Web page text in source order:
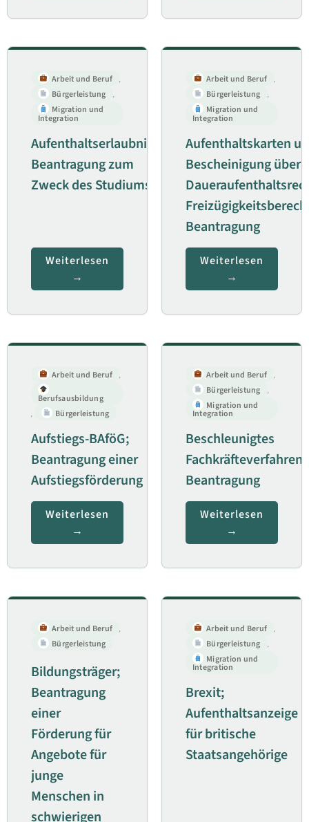
Arbeit und Beruf ,
Bürgerleistung
,
Migration und
Integration
Aufenthaltserlaubnis;
Beantragung zum
Zweck des Studiums
Weiterlesen
Arbeit und Beruf ,
Bürgerleistung
,
Migration und
Integration
Aufenthaltskarten
Bescheinigung über
Beantragung
Weiterlesen
Arbeit und Beruf ,
Berufsausbildung
,
Bürgerleistung
Aufstiegs-BAföG;
Beantragung einer
Aufstiegsförderung
Weiterlesen
Arbeit und Beruf ,
Bürgerleistung
,
Migration und
Integration
Beschleunigtes
Fachkräfteverfahren;
Beantragung
Weiterlesen
Arbeit und Beruf ,
Bürgerleistung
Bildungsträger;
Beantragung
einer
Förderung für
Angebote für
junge
Menschen in
schwierigen
Arbeit und Beruf ,
Bürgerleistung
,
Migration und
Integration
Brexit;
Aufenthaltsanzeige
für britische
Staatsangehörige